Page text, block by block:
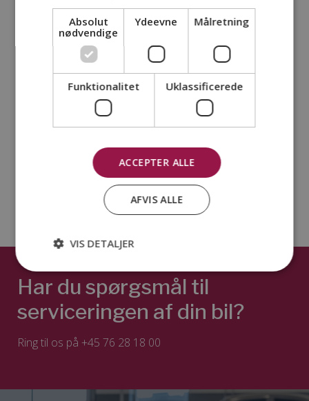
Book tid
Bliv en del af Min Hyundai
Husk at vælge Hyundai Horsens som dit foretrukne
værksted, når du opretter dig på "Min Hyundai".
Har du spørgsmål til
serviceringen af din bil?
Ring til os på +45 76 28 18 00
Absolut
nødvendige
Ydeevne Målretning
Funktionalitet Uklassificerede
ACCEPTER ALLE
AFVIS ALLE
VIS DETALJER